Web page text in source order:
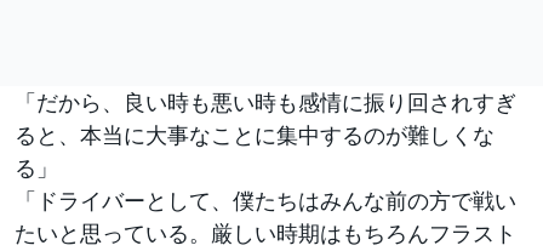
「だから、良い時も悪い時も感情に振り回されすぎ
ると、本当に大事なことに集中するのが難しくな
る」
「ドライバーとして、僕たちはみんな前の方で戦い
たいと思っている。厳しい時期はもちろんフラスト